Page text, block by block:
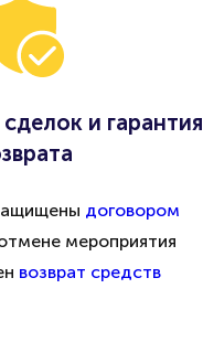
и гарантия
договором
отмене мероприятия
возврат средств